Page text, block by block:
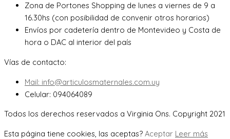
Zona de Portones Shopping de lunes a viernes de 9 a
16.30hs (con posibilidad de convenir otros horarios)
Envíos por cadetería dentro de Montevideo y Costa de
hora o DAC al interior del país
Vías de contacto:
Mail: info@articulosmaternales.com.uy
Celular: 094064089
Todos los derechos reservados a Virginia Ons. Copyright 2021
Esta página tiene cookies, las aceptas? Aceptar Leer más